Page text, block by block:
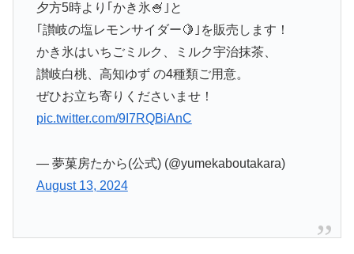
夕方5時より｢かき氷🍧｣と
｢讃岐の塩レモンサイダー🍋｣を販売します！
かき氷はいちごミルク、ミルク宇治抹茶、
讃岐白桃、高知ゆず の4種類ご用意。
ぜひお立ち寄りくださいませ！
pic.twitter.com/9I7RQBiAnC
— 夢菓房たから(公式) (@yumekaboutakara)
August 13, 2024